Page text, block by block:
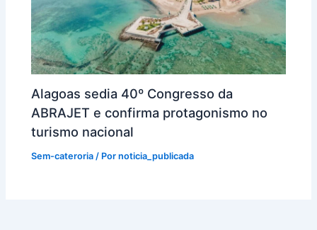
Alagoas sedia 40º Congresso da
ABRAJET e confirma protagonismo no
turismo nacional
Sem-cateroria / Pornoticia_publicada